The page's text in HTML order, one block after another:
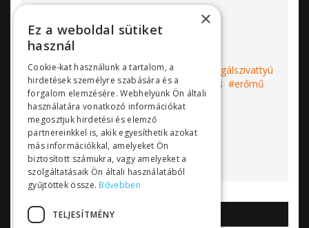
Hmax: 50 m
Címkék: betonházas szivattyú
centrifugálszivattyú
vízszivattyú
vízellátás árvízmentesítés
erőmű
Kirloskar
Bővebben...
AKCIÓK
×
Ez a weboldal sütiket
használ
Cookie-kat használunk a tartalom, a
hirdetések személyre szabására és a
forgalom elemzésére. Webhelyünk Ön általi
használatára vonatkozó információkat
megosztjuk hirdetési és elemző
partnereinkkel is, akik egyesíthetik azokat
más információkkal, amelyeket Ön
biztosított számukra, vagy amelyeket a
szolgáltatásaik Ön általi használatából
gyűjtöttek össze. Bővebben
TELJESÍTMÉNY